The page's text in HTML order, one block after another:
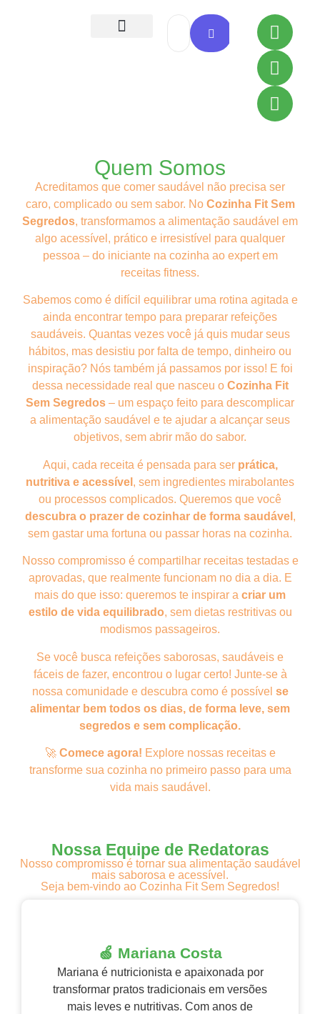
Quem Somos
Acreditamos que comer saudável não precisa ser
caro, complicado ou sem sabor. No Cozinha Fit Sem
Segredos, transformamos a alimentação saudável em
algo acessível, prático e irresistível para qualquer
pessoa – do iniciante na cozinha ao expert em
receitas fitness.
Sabemos como é difícil equilibrar uma rotina agitada e
ainda encontrar tempo para preparar refeições
saudáveis. Quantas vezes você já quis mudar seus
hábitos, mas desistiu por falta de tempo, dinheiro ou
inspiração? Nós também já passamos por isso! E foi
dessa necessidade real que nasceu o Cozinha Fit
Sem Segredos – um espaço feito para descomplicar
a alimentação saudável e te ajudar a alcançar seus
objetivos, sem abrir mão do sabor.
Aqui, cada receita é pensada para ser prática,
nutritiva e acessível , sem ingredientes mirabolantes
ou processos complicados. Queremos que você
descubra o prazer de cozinhar de forma saudável ,
sem gastar uma fortuna ou passar horas na cozinha.
Nosso compromisso é compartilhar receitas testadas e
aprovadas, que realmente funcionam no dia a dia. E
mais do que isso: queremos te inspirar a criar um
estilo de vida equilibrado, sem dietas restritivas ou
modismos passageiros.
Se você busca refeições saborosas, saudáveis e
fáceis de fazer, encontrou o lugar certo! Junte-se à
nossa comunidade e descubra como é possível se
alimentar bem todos os dias, de forma leve, sem
segredos e sem complicação.
🚀 Comece agora! Explore nossas receitas e
transforme sua cozinha no primeiro passo para uma
vida mais saudável.
Nossa Equipe de Redatoras
Nosso compromisso é tornar sua alimentação saudável
mais saborosa e acessível.
Seja bem-vindo ao Cozinha Fit Sem Segredos!
🍏 Mariana Costa
Mariana é nutricionista e apaixonada por
transformar pratos tradicionais em versões
mais leves e nutritivas. Com anos de